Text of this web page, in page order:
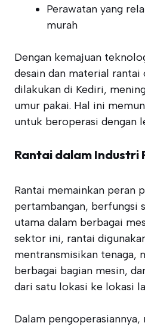
Perawatan yang
murah
Dengan kemajuan
desain dan material
dilakukan di Kediri,
umur pakai. Hal ini
untuk beroperasi dengan
Rantai dalam Industri
Rantai memainkan peran
pertambangan, berfungsi
utama dalam berbagai
sektor ini, rantai
mentransmisikan tenaga,
berbagai bagian mesin,
dari satu lokasi ke lokasi
Dalam